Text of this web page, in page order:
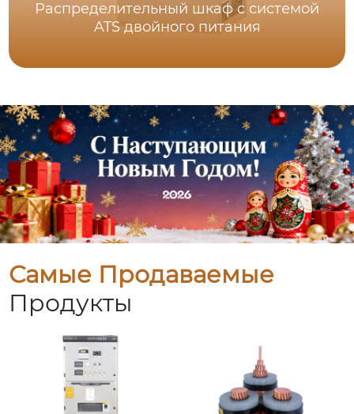
Распределительный шкаф с системой
ATS двойного питания
Самые Продаваемые
Продукты